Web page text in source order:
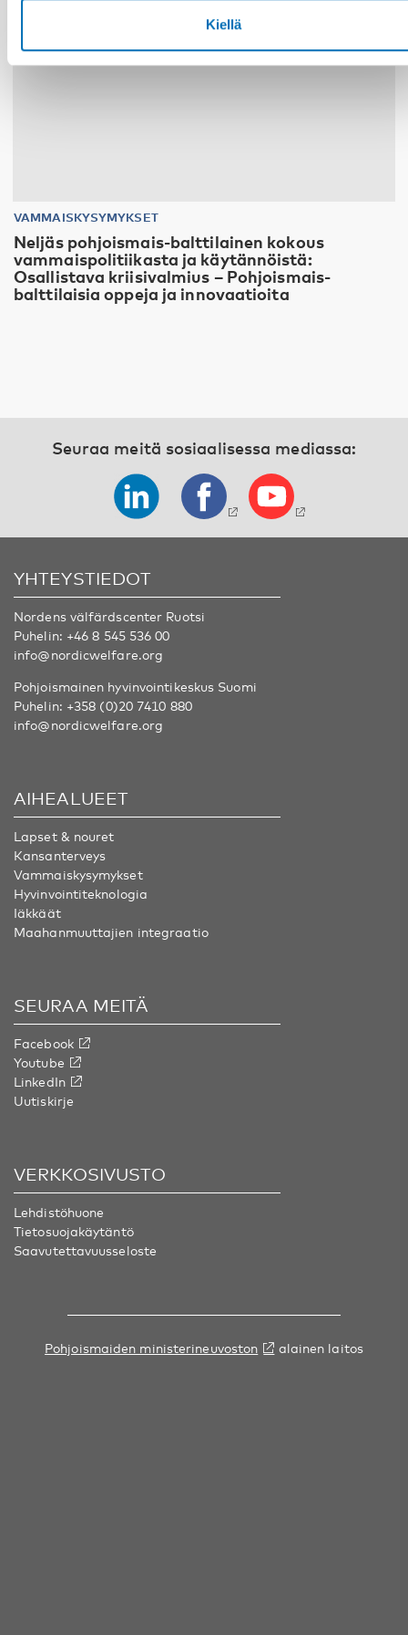
Kiellä
VAMMAISKYSYMYKSET
Neljäs pohjoismais-balttilainen kokous
vammaispolitiikasta ja käytännöistä:
Osallistava kriisivalmius – Pohjoismais-
balttilaisia oppeja ja innovaatioita
Seuraa meitä sosiaalisessa mediassa:
YHTEYSTIEDOT
Nordens välfärdscenter Ruotsi
Puhelin: +46 8 545 536 00
info@nordicwelfare.org
Pohjoismainen hyvinvointikeskus Suomi
Puhelin: +358 (0)20 7410 880
info@nordicwelfare.org
AIHEALUEET
Lapset & nouret
Kansanterveys
Vammaiskysymykset
Hyvinvointiteknologia
Iäkkäät
Maahanmuuttajien integraatio
SEURAA MEITÄ
Facebook
Youtube
LinkedIn
Uutiskirje
VERKKOSIVUSTO
Lehdistöhuone
Tietosuojakäytäntö
Saavutettavuusseloste
Pohjoismaiden ministerineuvoston alainen laitos